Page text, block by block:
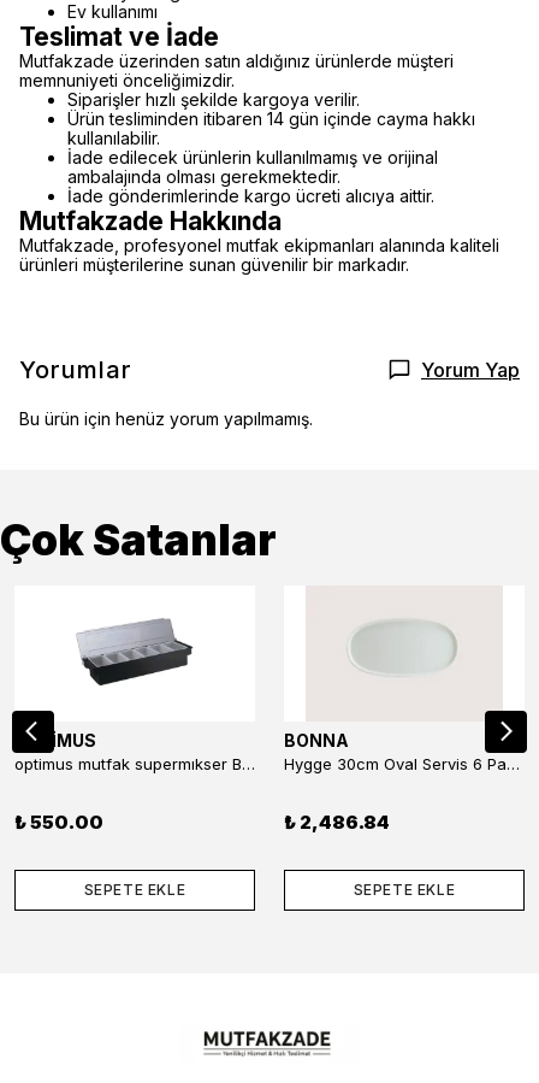
Ev kullanımı
Teslimat ve İade
Mutfakzade üzerinden satın aldığınız ürünlerde müşteri
memnuniyeti önceliğimizdir.
Siparişler hızlı şekilde kargoya verilir.
Ürün tesliminden itibaren 14 gün içinde cayma hakkı
kullanılabilir.
İade edilecek ürünlerin kullanılmamış ve orijinal
ambalajında olması gerekmektedir.
İade gönderimlerinde kargo ücreti alıcıya aittir.
Mutfakzade Hakkında
Mutfakzade, profesyonel mutfak ekipmanları alanında kaliteli
ürünleri müşterilerine sunan güvenilir bir markadır.
Yorumlar Yorum Yap
Bu ürün için henüz yorum yapılmamış.
Çok Satanlar
OPTİMUS
optimus mutfak supermıkser Bar Konteyner 6'lı 50×16×9 cm Kapaklı Polikarbon Organizer Bar & Kafe
₺ 550.00
SEPETE EKLE
BONNA
Hygge 30cm Oval Servis 6 Parça
₺ 2,486.84
SEPETE EKLE